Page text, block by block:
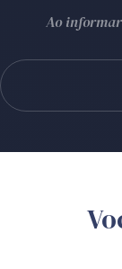
Ao informar